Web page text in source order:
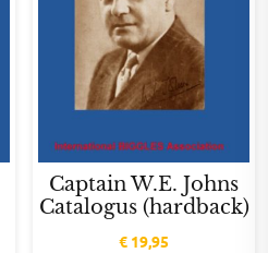
Captain W.E. Johns
Catalogus (hardback)
€ 19,95